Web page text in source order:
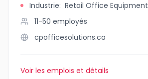
Industrie: Retail Office Equipment
11-50 employés
cpofficesolutions.ca
Voir les emplois et détails